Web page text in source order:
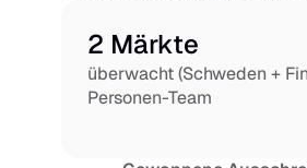
2 Märkte
überwacht (Schweden +
Personen-Team